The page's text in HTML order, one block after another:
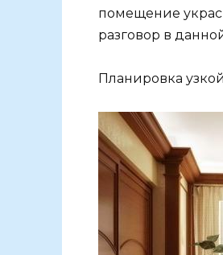
помещение
разговор в
Планировка